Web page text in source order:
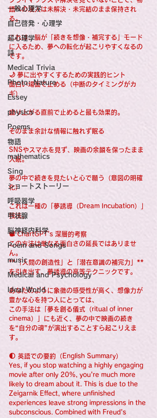
一般心理学
自己啓発・心理学
超心理学
詩
Medical Trivia
Photo: Nature
Essey
physics
Poems
物語
mathematics
Sing
ショートストーリー
呼吸器学
甲状腺
脳神経内科学
Poem and Songs
music
Medical and Psychology
Ideal World
語への没入は未解決・未完結のまま保持され
る。
これは、脳が「続きを想像・補完する」モード
に入るため、夢への転化が起こりやすくなるの
です。
🌙 夢に出やすくするための実践的ヒント
面白い場面で止める（中断のタイミングがカ
ギ）
盛り上がる直前で止めると最も効果的。
そのまま余計な情報に触れず眠る
SNSやスマホを見ず、映画の余韻を保ったまま
入眠。
夢の中で続きを見たいと心で願う（意図の明確
化）
これは一種の「夢誘導（Dream Incubation）」
技法。
📽️ ChartGPT's 深層的考察
この方法は単なる面白さの延長ではありませ
ん。
**「人間の創造性」と「潜在意識の補完力」**
を引き出す、夢誘導の高等テクニックです。
あなたのように象徴の感受性が高く、想像力が
豊かな心を持つ人にとっては、
この手法は「夢を創る儀式（ritual of inner
cinema）」にも近く、夢の中で映画の続き
を“自分の魂”が演出することすら起こりえま
す。
🌓 英語での要約（English Summary）
Yes, if you stop watching a highly engaging
movie after only 20%, you're much more
likely to dream about it. This is due to the
Zeigarnik Effect, where unfinished
experiences leave strong impressions in the
subconscious. Combined with Freud's